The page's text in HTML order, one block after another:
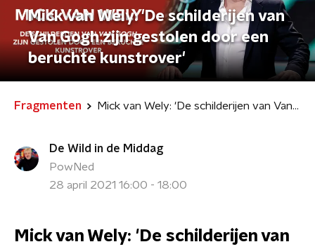
Mick van Wely: 'De schilderijen van
Van Gogh zijn gestolen door een
beruchte kunstrover'
Fragmenten Mick van Wely: 'De schilderijen van Van Gogh zijn gestolen door een beruchte kunstrover'
De Wild in de Middag
PowNed
28 april 2021 16:00 - 18:00
Mick van Wely: 'De schilderijen van